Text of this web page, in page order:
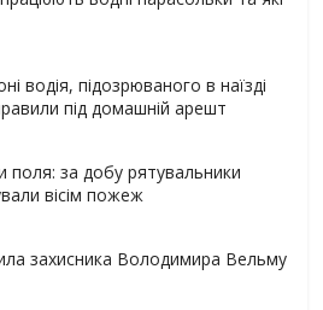
водія, підозрюваного в наїзді
під домашній арешт
поля: за добу рятувальники
вісім пожеж
захисника Володимира Вельму